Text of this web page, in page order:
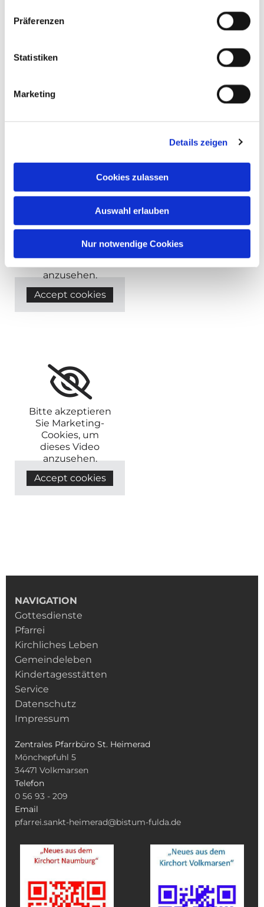
Präferenzen
Statistiken
Marketing
Details zeigen
Cookies zulassen
Auswahl erlauben
Nur notwendige Cookies
© Karl-Franz Thiede
Bitte akzeptieren
Sie Marketing-
anzusehen.
Accept cookies
Bitte akzeptieren
Sie Marketing-
Cookies, um
dieses Video
anzusehen.
Accept cookies
NAVIGATION
Gottesdienste
Pfarrei
Kirchliches Leben
Gemeindeleben
Kindertagesstätten
Service
Datenschutz
Impressum
Zentrales Pfarrbüro St. Heimerad
Mönchepfuhl 5
34471 Volkmarsen
Telefon
0 56 93 - 209
Email
pfarrei.sankt-heimerad@bistum-fulda.de